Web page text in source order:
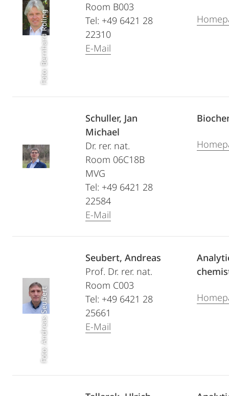
Foto: Bernhard Roling
Room B003
Tel: +49 6421 28
22310
E-Mail
Schuller, Jan
Michael
Dr. rer. nat.
Room 06C18B
MVG
Tel: +49 6421 28
22584
E-Mail
Foto: Andreas Seubert
Seubert, Andreas
Prof. Dr. rer. nat.
Room C003
Tel: +49 6421 28
25661
E-Mail